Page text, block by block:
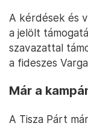
A kérdések és
a jelölt
szavazattal
a fideszes
Már a
A Tisza Párt